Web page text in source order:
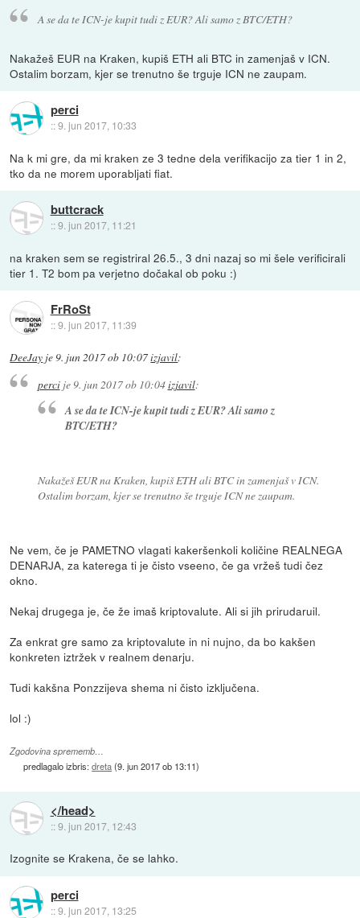
A se da te ICN-je kupit tudi z EUR? Ali samo z BTC/ETH?
Nakažeš EUR na Kraken, kupiš ETH ali BTC in zamenjaš v ICN.
Ostalim borzam, kjer se trenutno še trguje ICN ne zaupam.
perci
::9. jun 2017, 10:33
Na k mi gre, da mi kraken ze 3 tedne dela verifikacijo za tier 1 in 2,
tko da ne morem uporabljati fiat.
buttcrack
::9. jun 2017, 11:21
na kraken sem se registriral 26.5., 3 dni nazaj so mi šele verificirali
tier 1. T2 bom pa verjetno dočakal ob poku :)
FrRoSt
::9. jun 2017, 11:39
DeeJay je9. jun 2017 ob 10:07izjavil:
percije 9. jun 2017 ob 10:04izjavil:
A se da te ICN-je kupit tudi z EUR? Ali samo z
BTC/ETH?
Nakažeš EUR na Kraken, kupiš ETH ali BTC in zamenjaš v ICN.
Ostalim borzam, kjer se trenutno še trguje ICN ne zaupam.
Ne vem, če je PAMETNO vlagati kakeršenkoli količine REALNEGA
DENARJA, za katerega ti je čisto vseeno, če ga vržeš tudi čez
okno.
Nekaj drugega je, če že imaš kriptovalute. Ali si jih prirudaruil.
Za enkrat gre samo za kriptovalute in ni nujno, da bo kakšen
konkreten iztržek v realnem denarju.
Tudi kakšna Ponzzijeva shema ni čisto izključena.
lol :)
Zgodovina sprememb…
predlagalo izbris:dreta(9. jun 2017 ob 13:11)
</head>
::9. jun 2017, 12:43
Izognite se Krakena, če se lahko.
perci
::9. jun 2017, 13:25